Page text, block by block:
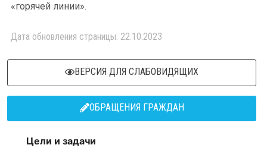
«горячей линии».
Дата обновления страницы: 22.10.2023
ВЕРСИЯ ДЛЯ СЛАБОВИДЯЩИХ
ОБРАЩЕНИЯ ГРАЖДАН
Цели и задачи